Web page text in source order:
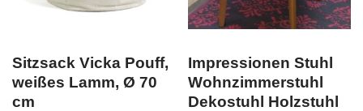
Sitzsack Vicka Pouff,
weißes Lamm, Ø 70
cm
Impressionen Stuhl
Wohnzimmerstuhl
Dekostuhl Holzstuhl